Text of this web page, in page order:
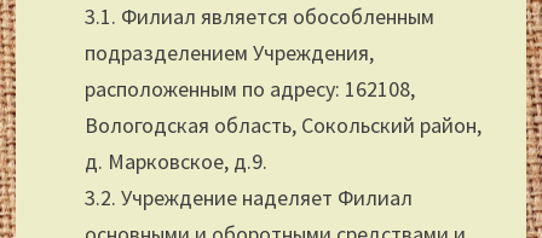
3.1. Филиал является обособленным
подразделением Учреждения,
расположенным по адресу: 162108,
Вологодская область, Сокольский район,
д. Марковское, д.9.
3.2. Учреждение наделяет Филиал